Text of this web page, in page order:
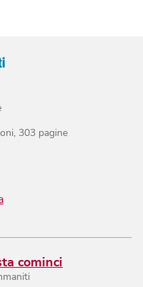
, 303 pagine
cominci